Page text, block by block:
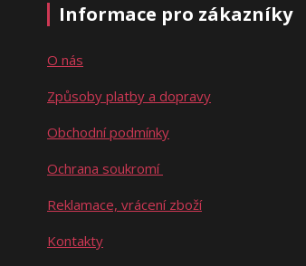
Informace pro zákazníky
O nás
Způsoby platby a dopravy
Obchodní podmínky
Ochrana soukromí
Reklamace, vrácení zboží
Kontakty